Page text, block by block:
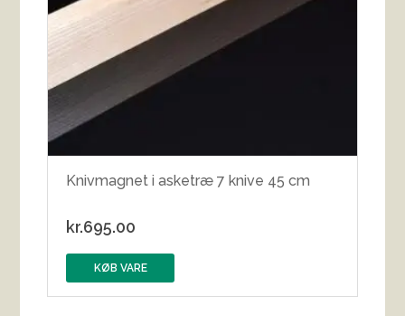
Knivmagnet i asketræ 7 knive 45 cm
kr.695.00
KØB VARE